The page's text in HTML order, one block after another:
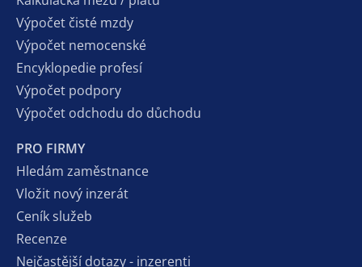
Výpočet čisté mzdy
Výpočet nemocenské
Encyklopedie profesí
Výpočet podpory
Výpočet odchodu do důchodu
PRO FIRMY
Hledám zaměstnance
Vložit nový inzerát
Ceník služeb
Recenze
Nejčastější dotazy - inzerenti